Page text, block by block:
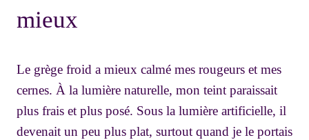
mieux
Le grège froid a mieux calmé mes rougeurs et mes
cernes. À la lumière naturelle, mon teint paraissait
plus frais et plus posé. Sous la lumière artificielle, il
devenait un peu plus plat, surtout quand je le portais